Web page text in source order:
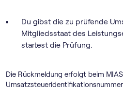
Du gibst die zu prüfende
Mitgliedsstaat des
startest die Prüfung.
Die Rückmeldung erfolgt beim MIAS
Umsatzsteueridentifikationsnummer